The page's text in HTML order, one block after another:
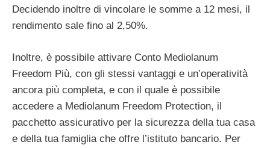
Decidendo inoltre di vincolare le somme a 12 mesi, il
rendimento sale fino al 2,50%.
Inoltre, è possibile attivare Conto Mediolanum
Freedom Più, con gli stessi vantaggi e un’operatività
ancora più completa, e con il quale è possibile
accedere a Mediolanum Freedom Protection, il
pacchetto assicurativo per la sicurezza della tua casa
e della tua famiglia che offre l’istituto bancario. Per